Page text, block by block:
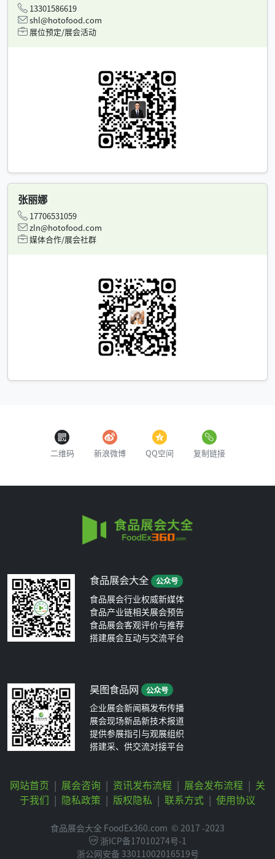
13301586619
shl@hotofood.com
展位预定/展会活动
张丽娜
17706531059
zln@hotofood.com
媒体合作/展会社群
二维码 新浪微博 QQ空间 复制链接
食品展会大全 公众号
食品展会行业权威新媒体
食品产业链相关展会预告
食品展会客观评价与推荐
搭建展会互动与交流平台
昊图食品网 公众号
企业展会新闻稿发布传播
展会现场新品新技术报道
提供参展指引与观展组织
搭建采、供交流对接平台
网站首页 | 展会咨询 | 资讯发布流程 | 展会发布流程 | 关
于我们 | 隐私政策 | 版权隐私 | 联系方式 | 使用协议
食品展会大全 FoodEx360.com © 2017 -2023
浙ICP备17010274号-1
浙公网安备 33011002016519号